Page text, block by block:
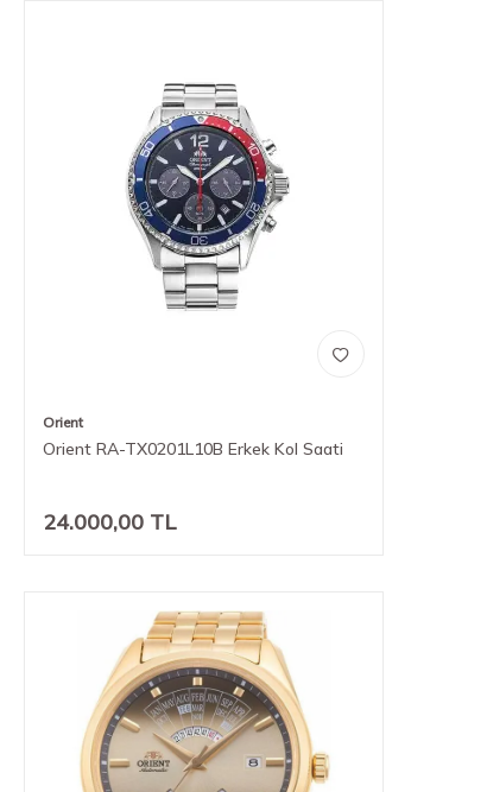
Orient
Orient RA-TX0201L10B Erkek Kol Saati
24.000,00TL